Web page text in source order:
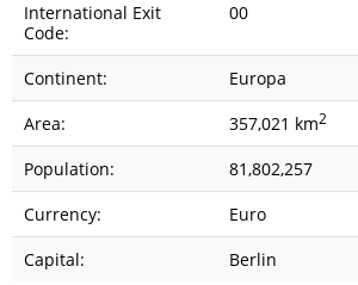
International Exit
Code:
00
Continent:
Europa
Area:
357,021 km2
Population:
81,802,257
Currency:
Euro
Capital:
Berlin